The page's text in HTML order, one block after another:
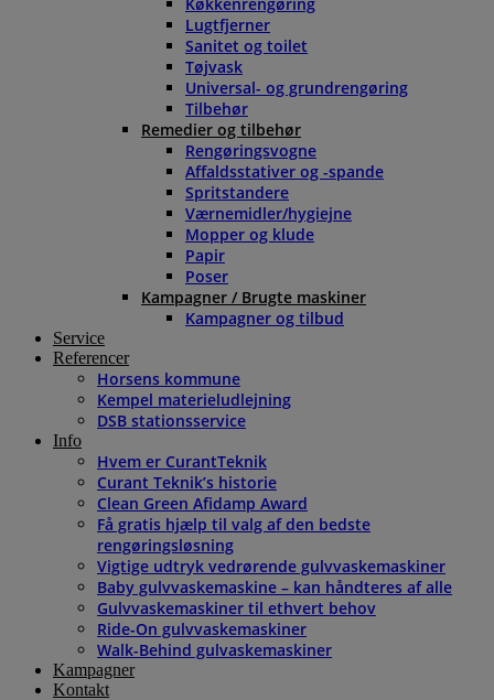
Lugtfjerner
Sanitet og toilet
Tøjvask
Universal- og grundrengøring
Tilbehør
Remedier og tilbehør
Rengøringsvogne
Affaldsstativer og -spande
Spritstandere
Værnemidler/hygiejne
Mopper og klude
Papir
Poser
Kampagner / Brugte maskiner
Kampagner og tilbud
Service
Referencer
Horsens kommune
Kempel materieludlejning
DSB stationsservice
Info
Hvem er CurantTeknik
Curant Teknik’s historie
Clean Green Afidamp Award
Få gratis hjælp til valg af den bedste
rengøringsløsning
Vigtige udtryk vedrørende gulvvaskemaskiner
Baby gulvvaskemaskine – kan håndteres af alle
Gulvvaskemaskiner til ethvert behov
Ride-On gulvvaskemaskiner
Walk-Behind gulvaskemaskiner
Kampagner
Kontakt